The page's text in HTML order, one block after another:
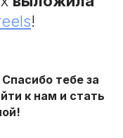
!
тебе за
к нам и стать